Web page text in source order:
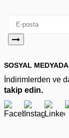
SOSYAL
İndirimlerden ve
takip edin.